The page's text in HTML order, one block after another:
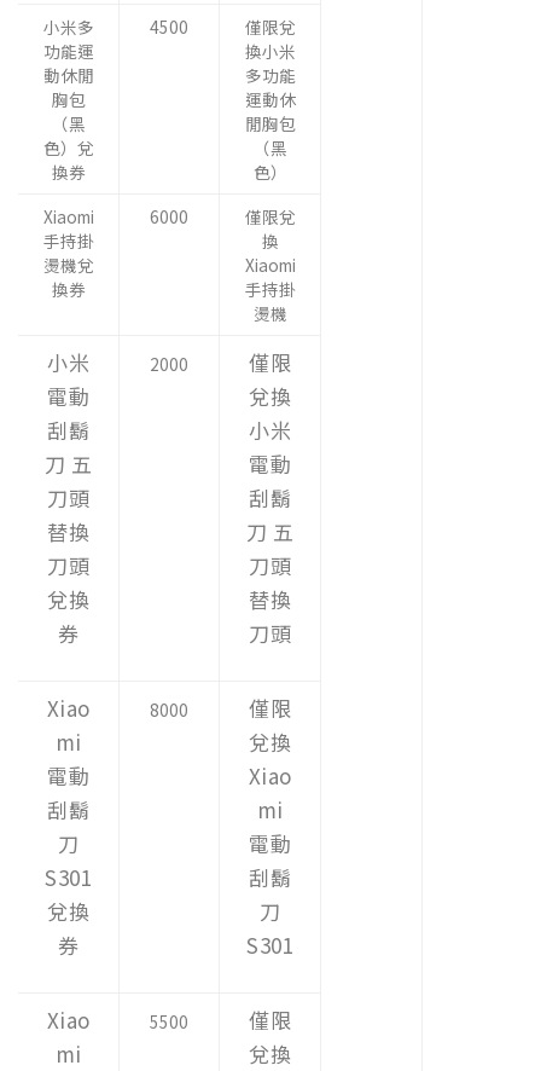
小米多
功能運
動休閒
胸包
（黑
色）兌
換券
4500
僅限兌
換小米
多功能
運動休
閒胸包
（黑
色）
Xiaomi
手持掛
燙機兌
換券
6000
僅限兌
換
Xiaomi
手持掛
燙機
小米
電動
刮鬍
刀 五
刀頭
替換
刀頭
兌換
券
2000
僅限
兌換
小米
電動
刮鬍
刀 五
刀頭
替換
刀頭
Xiao
mi
電動
刮鬍
刀
S301
兌換
券
8000
僅限
兌換
Xiao
mi
電動
刮鬍
刀
S301
Xiao
mi
5500
僅限
兌換